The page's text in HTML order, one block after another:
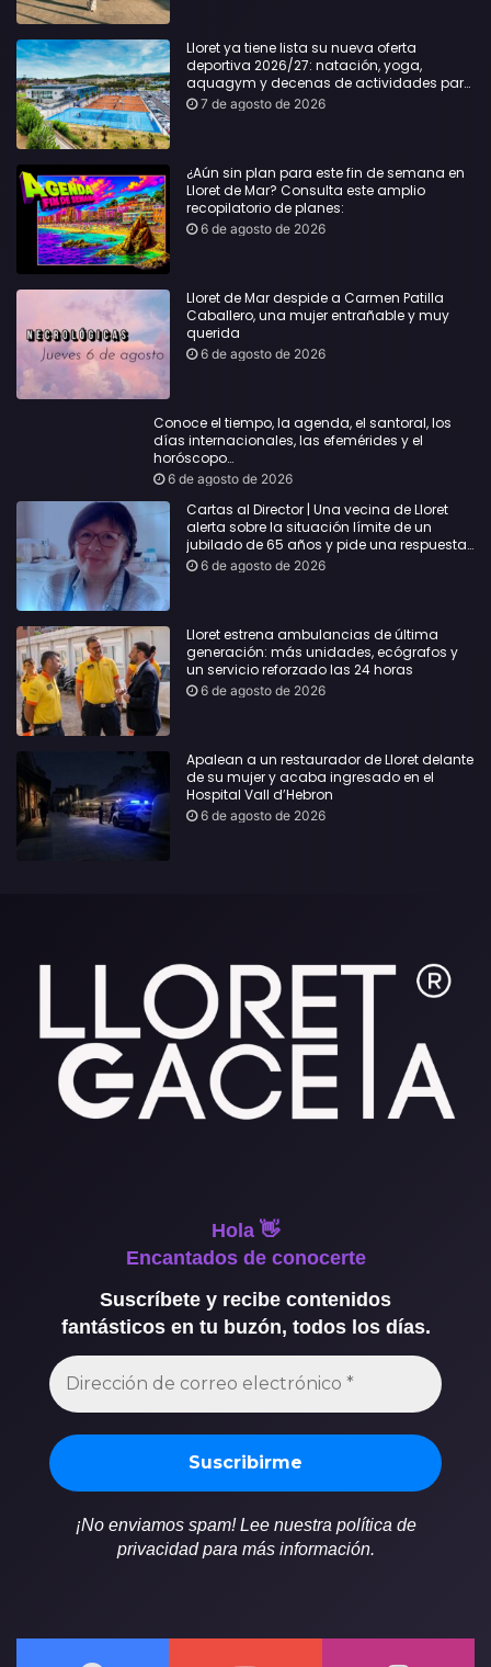
Lloret ya tiene lista su nueva oferta
deportiva 2026/27: natación, yoga,
aquagym y decenas de actividades para
todas las edades
7 de agosto de 2026
¿Aún sin plan para este fin de semana en
Lloret de Mar? Consulta este amplio
recopilatorio de planes:
6 de agosto de 2026
Lloret de Mar despide a Carmen Patilla
Caballero, una mujer entrañable y muy
querida
6 de agosto de 2026
Conoce el tiempo, la agenda, el santoral, los
días internacionales, las efemérides y el
horóscopo…
6 de agosto de 2026
Cartas al Director | Una vecina de Lloret
alerta sobre la situación límite de un
jubilado de 65 años y pide una respuesta
urgente
6 de agosto de 2026
Lloret estrena ambulancias de última
generación: más unidades, ecógrafos y
un servicio reforzado las 24 horas
6 de agosto de 2026
Apalean a un restaurador de Lloret delante
de su mujer y acaba ingresado en el
Hospital Vall d’Hebron
6 de agosto de 2026
Hola 👋
Encantados de conocerte
Suscríbete y recibe contenidos
fantásticos en tu buzón, todos los días.
¡No enviamos spam! Lee nuestra política de
privacidad para más información.